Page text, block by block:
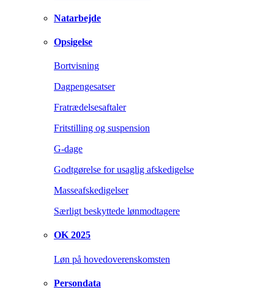
Natarbejde
Opsigelse
Bortvisning
Dagpengesatser
Fratrædelsesaftaler
Fritstilling og suspension
G-dage
Godtgørelse for usaglig afskedigelse
Masseafskedigelser
Særligt beskyttede lønmodtagere
OK 2025
Løn på hovedoverenskomsten
Persondata